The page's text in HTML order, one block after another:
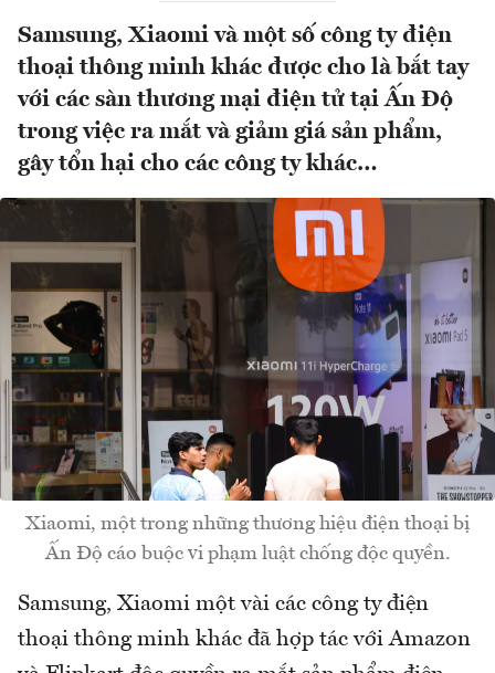
Samsung, Xiaomi và một số công ty điện
thoại thông minh khác được cho là bắt tay
với các sàn thương mại điện tử tại Ấn Độ
trong việc ra mắt và giảm giá sản phẩm,
gây tổn hại cho các công ty khác…
Xiaomi, một trong những thương hiệu điện thoại bị
Ấn Độ cáo buộc vi phạm luật chống độc quyền.
Samsung, Xiaomi một vài các công ty điện
thoại thông minh khác đã hợp tác với Amazon